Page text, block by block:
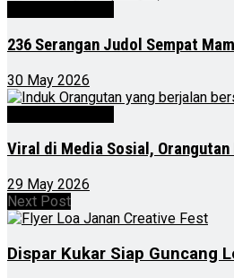
236 Serangan Judol Sempat
30 May 2026
Viral di Media Sosial,
29 May 2026
Next Post
Dispar Kukar Siap Guncang